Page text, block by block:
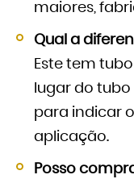
maiores,
Qual a
Este tem
lugar do tubo
para indicar
aplicação.
Posso